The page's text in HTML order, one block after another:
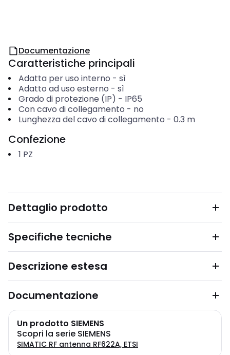
Documentazione
Caratteristiche principali
Adatta per uso interno - sì
Adatto ad uso esterno - sì
Grado di protezione (IP) - IP65
Con cavo di collegamento - no
Lunghezza del cavo di collegamento - 0.3 m
Confezione
1 PZ
Dettaglio prodotto
Specifiche tecniche
Descrizione estesa
Documentazione
Un prodotto SIEMENS
Scopri la serie SIEMENS
SIMATIC RF antenna RF622A, ETSI